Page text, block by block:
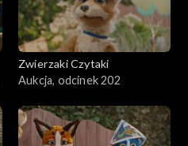
Zwierzaki Czytaki
Aukcja, odcinek 202